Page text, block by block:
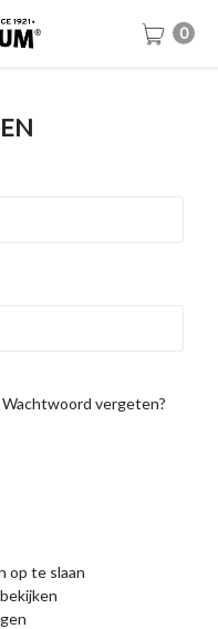
0
Wachtwoord vergeten?
op te slaan